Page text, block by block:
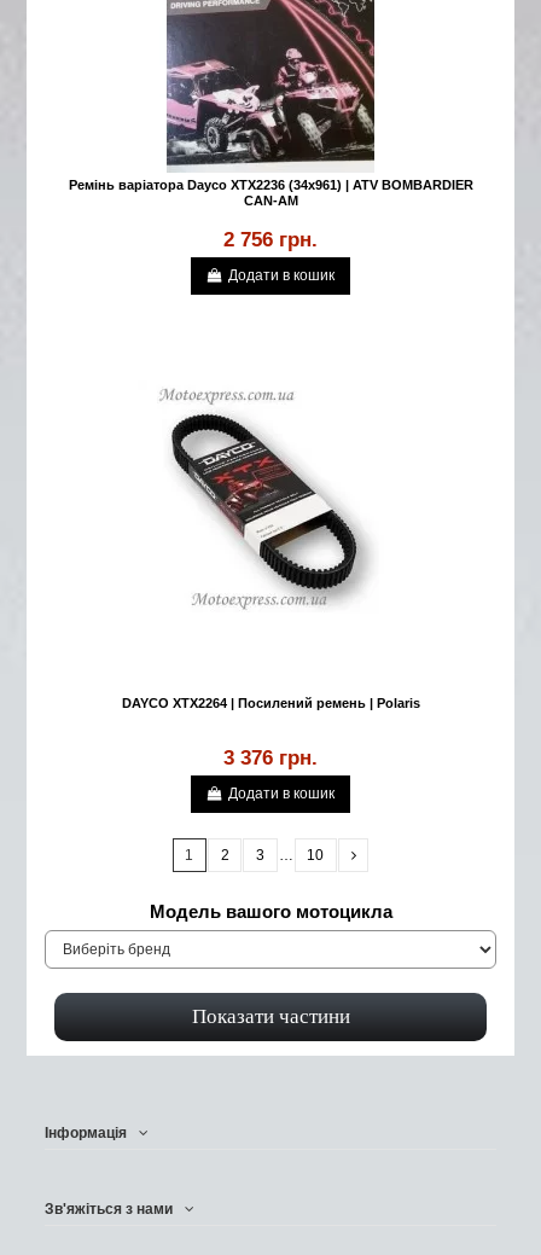
Ремінь варіатора Dayco XTX2236 (34x961) | ATV BOMBARDIER
CAN-AM
2 756 грн.
Додати в кошик
DAYCO XTX2264 | Посилений ремень | Polaris
3 376 грн.
Додати в кошик
1 2 3 … 10
Модель вашого мотоцикла
Інформація
Зв'яжіться з нами